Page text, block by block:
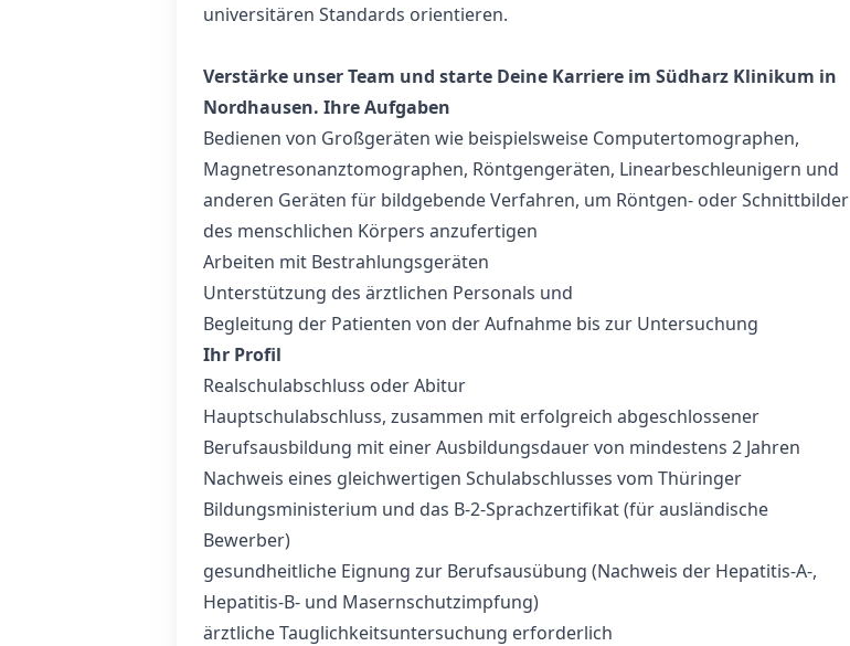
universitären Standards orientieren.
Verstärke unser Team und starte Deine Karriere im Südharz Klinikum in
Nordhausen. Ihre Aufgaben
Bedienen von Großgeräten wie beispielsweise Computertomographen,
Magnetresonanztomographen, Röntgengeräten, Linearbeschleunigern und
anderen Geräten für bildgebende Verfahren, um Röntgen- oder Schnittbilder
des menschlichen Körpers anzufertigen
Arbeiten mit Bestrahlungsgeräten
Unterstützung des ärztlichen Personals und
Begleitung der Patienten von der Aufnahme bis zur Untersuchung
Ihr Profil
Realschulabschluss oder Abitur
Hauptschulabschluss, zusammen mit erfolgreich abgeschlossener
Berufsausbildung mit einer Ausbildungsdauer von mindestens 2 Jahren
Nachweis eines gleichwertigen Schulabschlusses vom Thüringer
Bildungsministerium und das B-2-Sprachzertifikat (für ausländische
Bewerber)
gesundheitliche Eignung zur Berufsausübung (Nachweis der Hepatitis-A-,
Hepatitis-B- und Masernschutzimpfung)
ärztliche Tauglichkeitsuntersuchung erforderlich